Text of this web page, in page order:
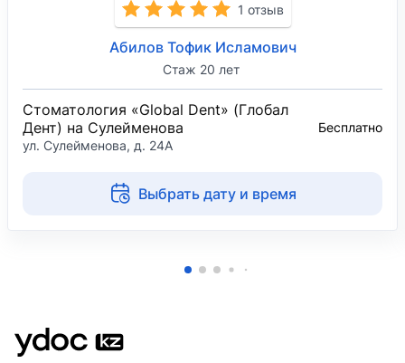
1 отзыв
Абилов Тофик Исламович
Стаж 20 лет
Стоматология «Global Dent» (Глобал
Дент) на Сулейменова
ул. Сулейменова, д. 24А
Бесплатно
Выбрать дату и время